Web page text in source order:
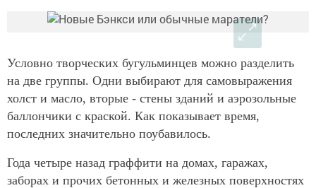
Условно творческих бугульминцев можно разделить
на две группы. Одни выбирают для самовыражения
холст и масло, вторые - стены зданий и аэрозольные
баллончики с краской. Как показывает время,
последних значительно поубавилось.
Года четыре назад граффити на домах, гаражах,
заборах и прочих бетонных и железных поверхностях